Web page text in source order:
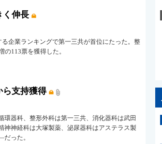
伸長
企業ランキングで第一三共が首位にたった。整
113票を獲得した。
支持獲得
器科、整形外科は第一三共、消化器科は武田
神経科は大塚製薬、泌尿器科はアステラス製
った。